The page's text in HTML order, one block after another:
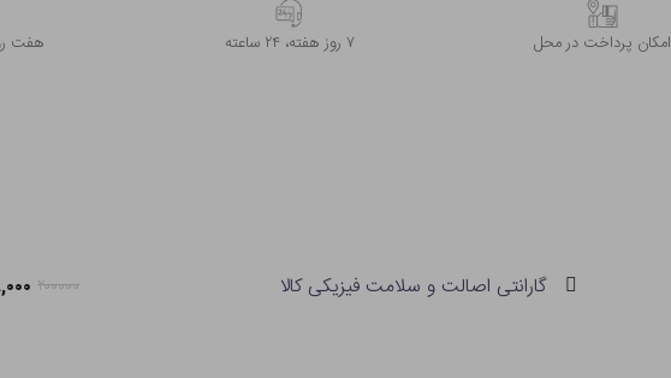
امکان پرداخت در محل ۷ روز ﻫﻔﺘﻪ، ۲۴ ﺳﺎﻋﺘﻪ هفت
گارانتی اصالت و سلامت فیزیکی کالا ۲۰۰۰۰۰